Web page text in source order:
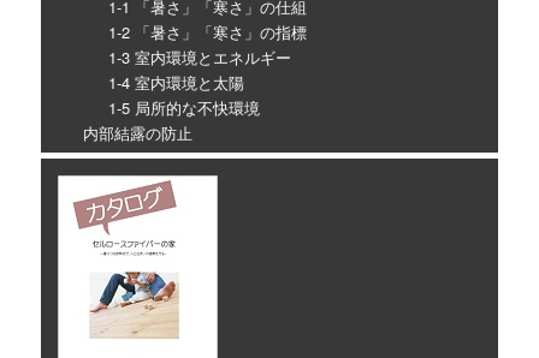
1-1 「暑さ」「寒さ」の仕組
1-2 「暑さ」「寒さ」の指標
1-3 室内環境とエネルギー
1-4 室内環境と太陽
1-5 局所的な不快環境
内部結露の防止